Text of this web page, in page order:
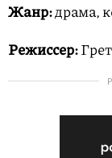
Жанр:драма,
Режиссер: